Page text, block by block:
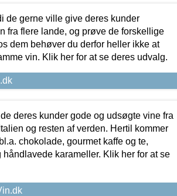
de gerne ville give deres kunder
fra flere lande, og prøve de forskellige
dem behøver du derfor heller ikke at
vin. Klik her for at se deres udvalg.
deres kunder gode og udsøgte vine fra
og resten af verden. Hertil kommer
chokolade, gourmet kaffe og te,
karameller. Klik her for at se